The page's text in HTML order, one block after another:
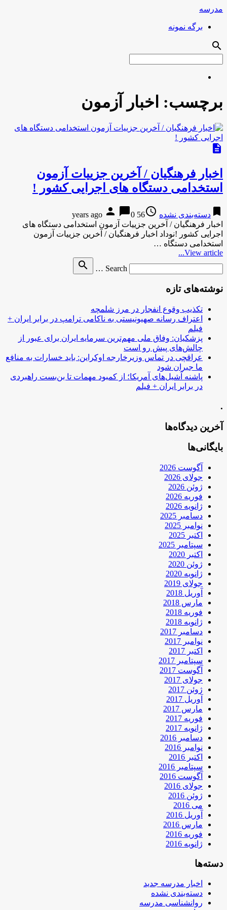
مدرسه
برگه نمونه
search
برچسب: اخبار آزمون
description
اخبار فرهنگیان / آخرین جزییات آزمون
استخدامی دستگاه های اجرایی کشور !
bookmark دسته‌بندی نشده access_time
56 years ago
person chat_bubble0
اخبار فرهنگیان / آخرین جزییات آزمون استخدامی دستگاه های
اجرایی کشور !نوداد اخبار فرهنگیان / آخرین جزییات آزمون
استخدامی دستگاه …
View article...
Search …
search
نوشته‌های تازه
تکذیب وقوع انفجار در مرز شلمچه
اعتراف رسانه صهیونیستی به ناکامی ترامپ در برابر ایران +
فیلم
پزشکیان: وفاق ملی مهم‌ترین سرمایه ایران برای عبور از
چالش‌های پیش رو است
عراقچی در تماس وزیرخارجه اوکراین: باید خسارات به منافع
ما جبران شود
پاشنه آشیل‌های آمریکا؛ از کمبود مهمات تا بن‌بست راهبردی
در برابر ایران + فیلم
.
آخرین دیدگاه‌ها
بایگانی‌ها
آگوست 2026
جولای 2026
ژوئن 2026
فوریه 2026
ژانویه 2026
دسامبر 2025
نوامبر 2025
اکتبر 2025
سپتامبر 2025
اکتبر 2020
ژوئن 2020
ژانویه 2020
جولای 2019
آوریل 2018
مارس 2018
فوریه 2018
ژانویه 2018
دسامبر 2017
نوامبر 2017
اکتبر 2017
سپتامبر 2017
آگوست 2017
جولای 2017
ژوئن 2017
آوریل 2017
مارس 2017
فوریه 2017
ژانویه 2017
دسامبر 2016
نوامبر 2016
اکتبر 2016
سپتامبر 2016
آگوست 2016
جولای 2016
ژوئن 2016
می 2016
آوریل 2016
مارس 2016
فوریه 2016
ژانویه 2016
دسته‌ها
اخبار مدرسه جدید
دسته‌بندی نشده
روانشناسی مدرسه